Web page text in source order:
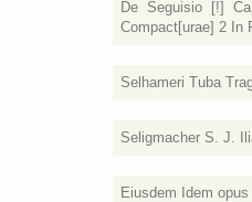
De Seguisio [!]
Compact[urae] 2 In
Selhameri Tuba
Seligmacher S. J.
Eiusdem Idem